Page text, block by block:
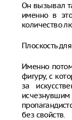
Он вызывал
именно в
количество
Плоскость
Именно
фигуру, с
за
исчезнувшим
без свойств.